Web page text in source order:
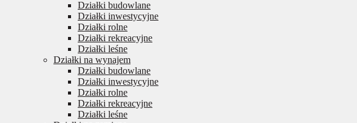
Działki budowlane
Działki inwestycyjne
Działki rolne
Działki rekreacyjne
Działki leśne
Działki na wynajem
Działki budowlane
Działki inwestycyjne
Działki rolne
Działki rekreacyjne
Działki leśne